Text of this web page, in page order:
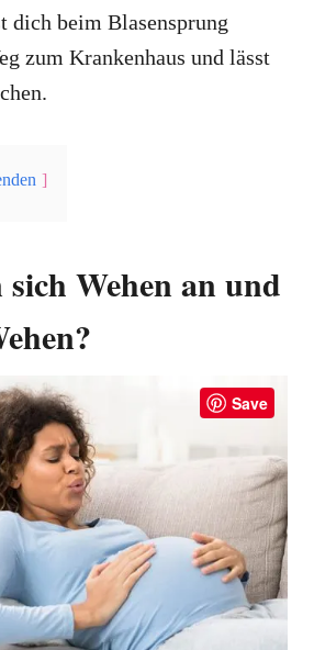
dich beim Blasensprung
zum Krankenhaus und lässt
Wehen an und
Save